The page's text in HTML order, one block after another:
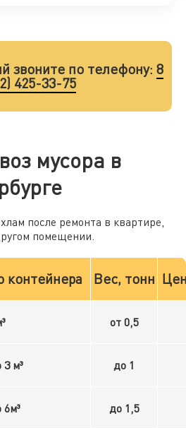
звоните по телефону: 8
425-33-75
мусора в
после ремонта в квартире,
помещении.
контейнера Вес, тонн
от 0,5
3 м³ до 1
6м³ до 1,5